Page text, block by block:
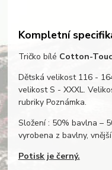
Kompletní
Tričko bílé Cotton-
Dětská velikost 116 -
velikost S - XXXL.
rubriky Poznámka.
Složení : 50% bavlna –
vyrobena z bavlny,
Potisk je černý.